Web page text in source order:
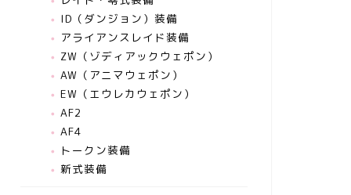
ID（ダンジョン）装備
アライアンスレイド装備
ZW（ゾディアックウェポン）
AW（アニマウェポン）
EW（エウレカウェポン）
AF2
AF4
トークン装備
新式装備